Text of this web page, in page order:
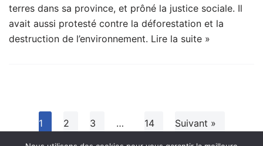
terres dans sa province, et prôné la justice sociale. Il
avait aussi protesté contre la déforestation et la
destruction de l’environnement. Lire la suite »
1 2 3 … 14 Suivant »